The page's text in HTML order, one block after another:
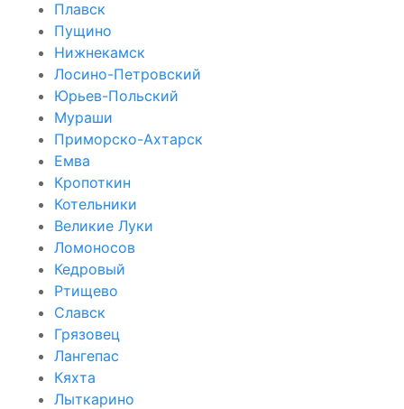
Плавск
Пущино
Нижнекамск
Лосино-Петровский
Юрьев-Польский
Мураши
Приморско-Ахтарск
Емва
Кропоткин
Котельники
Великие Луки
Ломоносов
Кедровый
Ртищево
Славск
Грязовец
Лангепас
Кяхта
Лыткарино